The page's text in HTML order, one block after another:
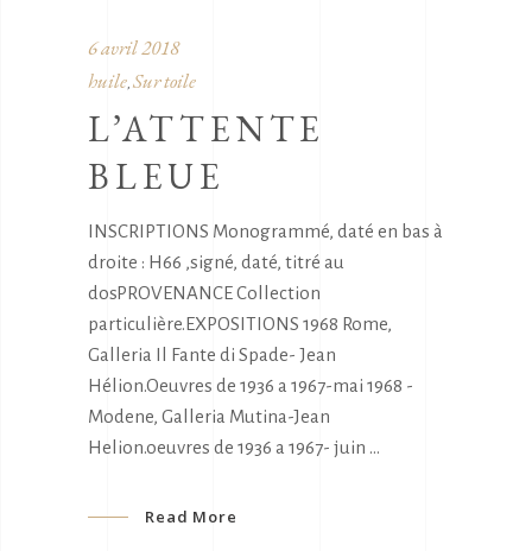
6 avril 2018
huile, Sur toile
L’ATTENTE
BLEUE
INSCRIPTIONS Monogrammé, daté en bas à
droite : H66 ,signé, daté, titré au
dosPROVENANCE Collection
particulière.EXPOSITIONS 1968 Rome,
Galleria Il Fante di Spade- Jean
Hélion.Oeuvres de 1936 a 1967-mai 1968 -
Modene, Galleria Mutina-Jean
Helion.oeuvres de 1936 a 1967- juin
Read More